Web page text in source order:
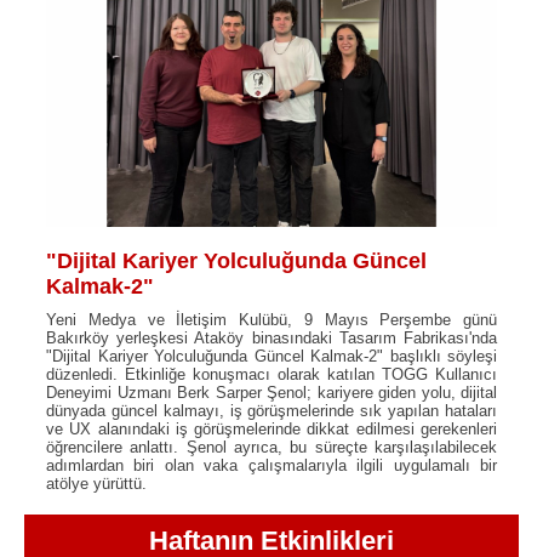
"Dijital Kariyer Yolculuğunda Güncel
Kalmak-2"
Yeni Medya ve İletişim Kulübü, 9 Mayıs Perşembe günü
Bakırköy yerleşkesi Ataköy binasındaki Tasarım Fabrikası'nda
"Dijital Kariyer Yolculuğunda Güncel Kalmak-2" başlıklı söyleşi
düzenledi. Etkinliğe konuşmacı olarak katılan TOGG Kullanıcı
Deneyimi Uzmanı Berk Sarper Şenol; kariyere giden yolu, dijital
dünyada güncel kalmayı, iş görüşmelerinde sık yapılan hataları
ve UX alanındaki iş görüşmelerinde dikkat edilmesi gerekenleri
öğrencilere anlattı. Şenol ayrıca, bu süreçte karşılaşılabilecek
adımlardan biri olan vaka çalışmalarıyla ilgili uygulamalı bir
atölye yürüttü.
Haftanın Etkinlikleri